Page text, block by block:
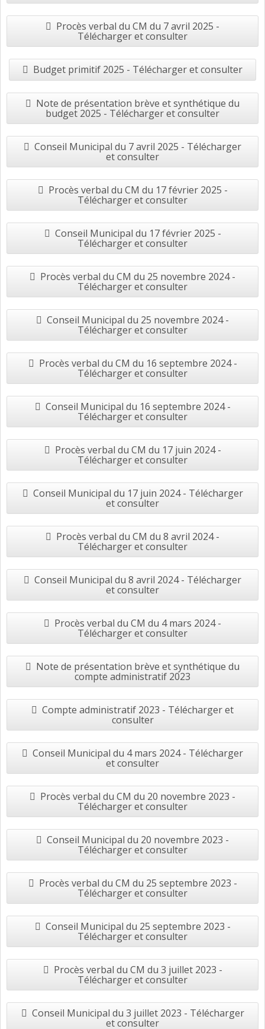
Procès verbal du CM du 7 avril 2025 -
Télécharger et consulter
Budget primitif 2025 - Télécharger et consulter
Note de présentation brève et synthétique du
budget 2025 - Télécharger et consulter
Conseil Municipal du 7 avril 2025 - Télécharger
et consulter
Procès verbal du CM du 17 février 2025 -
Télécharger et consulter
Conseil Municipal du 17 février 2025 -
Télécharger et consulter
Procès verbal du CM du 25 novembre 2024 -
Télécharger et consulter
Conseil Municipal du 25 novembre 2024 -
Télécharger et consulter
Procès verbal du CM du 16 septembre 2024 -
Télécharger et consulter
Conseil Municipal du 16 septembre 2024 -
Télécharger et consulter
Procès verbal du CM du 17 juin 2024 -
Télécharger et consulter
Conseil Municipal du 17 juin 2024 - Télécharger
et consulter
Procès verbal du CM du 8 avril 2024 -
Télécharger et consulter
Conseil Municipal du 8 avril 2024 - Télécharger
et consulter
Procès verbal du CM du 4 mars 2024 -
Télécharger et consulter
Note de présentation brève et synthétique du
compte administratif 2023
Compte administratif 2023 - Télécharger et
consulter
Conseil Municipal du 4 mars 2024 - Télécharger
et consulter
Procès verbal du CM du 20 novembre 2023 -
Télécharger et consulter
Conseil Municipal du 20 novembre 2023 -
Télécharger et consulter
Procès verbal du CM du 25 septembre 2023 -
Télécharger et consulter
Conseil Municipal du 25 septembre 2023 -
Télécharger et consulter
Procès verbal du CM du 3 juillet 2023 -
Télécharger et consulter
Conseil Municipal du 3 juillet 2023 - Télécharger
et consulter